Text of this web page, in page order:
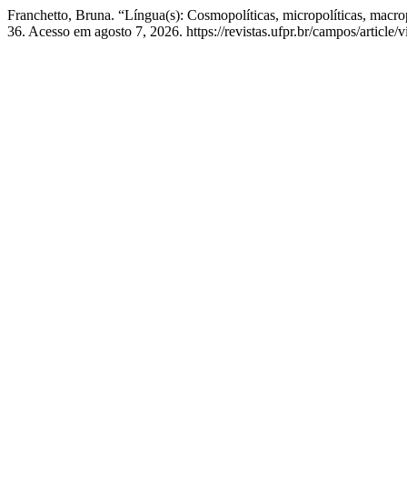
Franchetto, Bruna. “Língua(s): Cosmopolíticas, micropolíticas,
36. Acesso em agosto 7, 2026. https://revistas.ufpr.br/campos/article/